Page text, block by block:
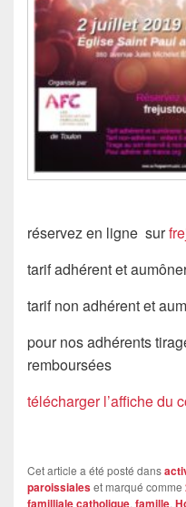
réservez en ligne sur
tarif adhérent et
tarif non adhérent et
pour nos adhérents
remboursées
télécharger l’affiche du
Cet article a été posté dans
paroissialeset marqué comme
familliale catholique, famille,